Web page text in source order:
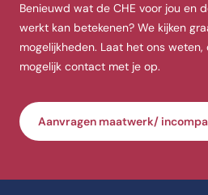
Benieuwd wat de CHE voor jou en
werkt kan betekenen? We kijken
mogelijkheden. Laat het ons
mogelijk contact met je op.
Aanvragen maatwerk/